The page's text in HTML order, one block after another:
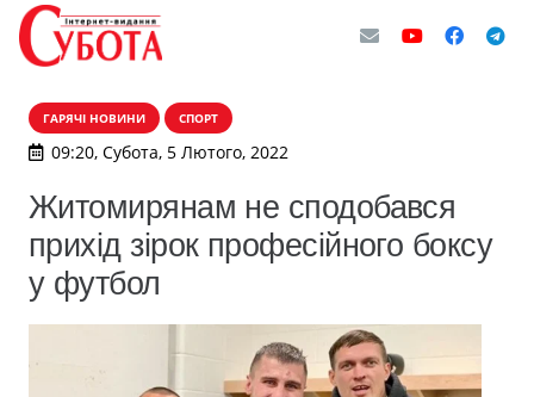
ГАРЯЧІ НОВИНИ СПОРТ
09:20, Субота, 5 Лютого, 2022
Житомирянам не сподобався
прихід зірок професійного боксу
у футбол